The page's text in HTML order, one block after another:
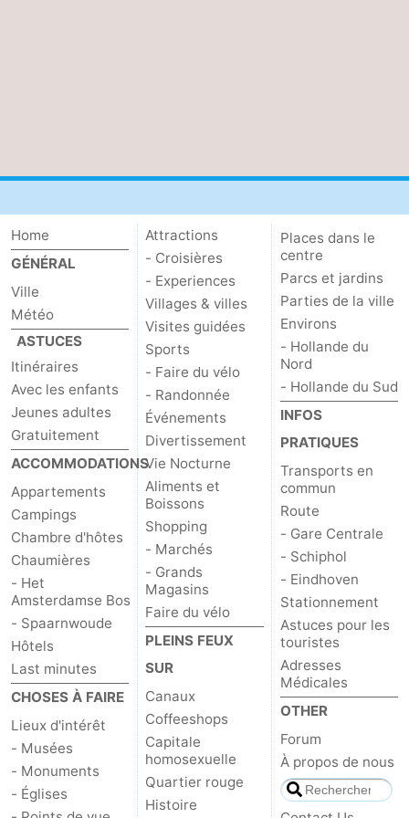
Boissons
-
Marchés
-
Grands
Faire
vélo
Spécial
Canaux
Capitale
homosexuelle
Quartier
rouge
Histoire
Ville
de
diamant
Places
dans
le
centre
Parcs
et
jardins
Parties
Environs
Home
GÉNÉRAL
Ville
Météo
ASTUCES
Itinéraires
Avec les enfants
Jeunes adultes
Gratuitement
ACCOMMODATIONS
Appartements
Campings
Chambre d'hôtes
Chaumières
- Het
Amsterdamse Bos
- Spaarnwoude
Hôtels
Last minutes
CHOSES À FAIRE
Lieux d'intérêt
- Musées
- Monuments
- Églises
Attractions
- Croisières
- Experiences
Villages & villes
Visites guidées
Sports
- Faire du vélo
- Randonnée
Événements
Divertissement
Vie Nocturne
Aliments et
Boissons
Shopping
- Marchés
- Grands
Magasins
Faire du vélo
PLEINS FEUX
SUR
Canaux
Coffeeshops
Capitale
homosexuelle
Quartier rouge
Histoire
Places dans le
centre
Parcs et jardins
Parties de la ville
Environs
- Hollande du
Nord
- Hollande du Sud
INFOS
PRATIQUES
Transports en
commun
Route
- Gare Centrale
- Schiphol
- Eindhoven
Stationnement
Astuces pour les
touristes
Adresses
Médicales
OTHER
Forum
À propos de nous